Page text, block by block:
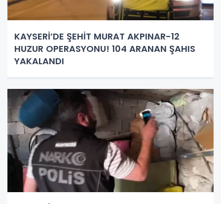
KAYSERİ’DE ŞEHİT MURAT AKPINAR-12
HUZUR OPERASYONU! 104 ARANAN ŞAHIS
YAKALANDI